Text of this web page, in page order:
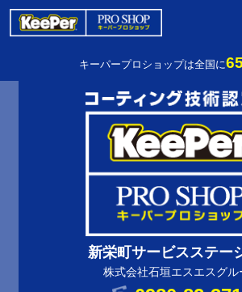
キーパープロショップは全国に
新栄町サービスステー
株式会社石垣エスエスグル